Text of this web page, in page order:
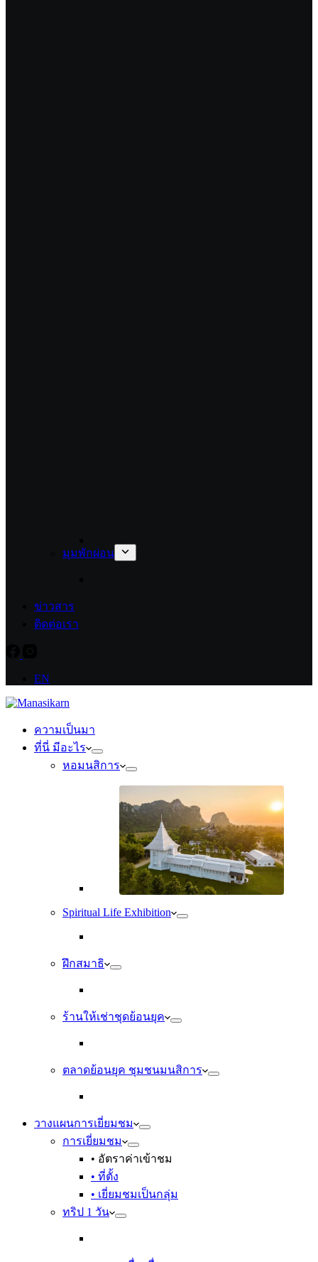
มุมพักผ่อน
ข่าวสาร
ติดต่อเรา
EN
ความเป็นมา
ที่นี่ มีอะไร
หอมนสิการ
Spiritual Life Exhibition
ฝึกสมาธิ
ร้านให้เช่าชุดย้อนยุค
ตลาดย้อนยุค ชุมชนมนสิการ
วางแผนการเยี่ยมชม
การเยี่ยมชม
• อัตราค่าเข้าชม
• ที่ตั้ง
• เยี่ยมชมเป็นกลุ่ม
ทริป 1 วัน